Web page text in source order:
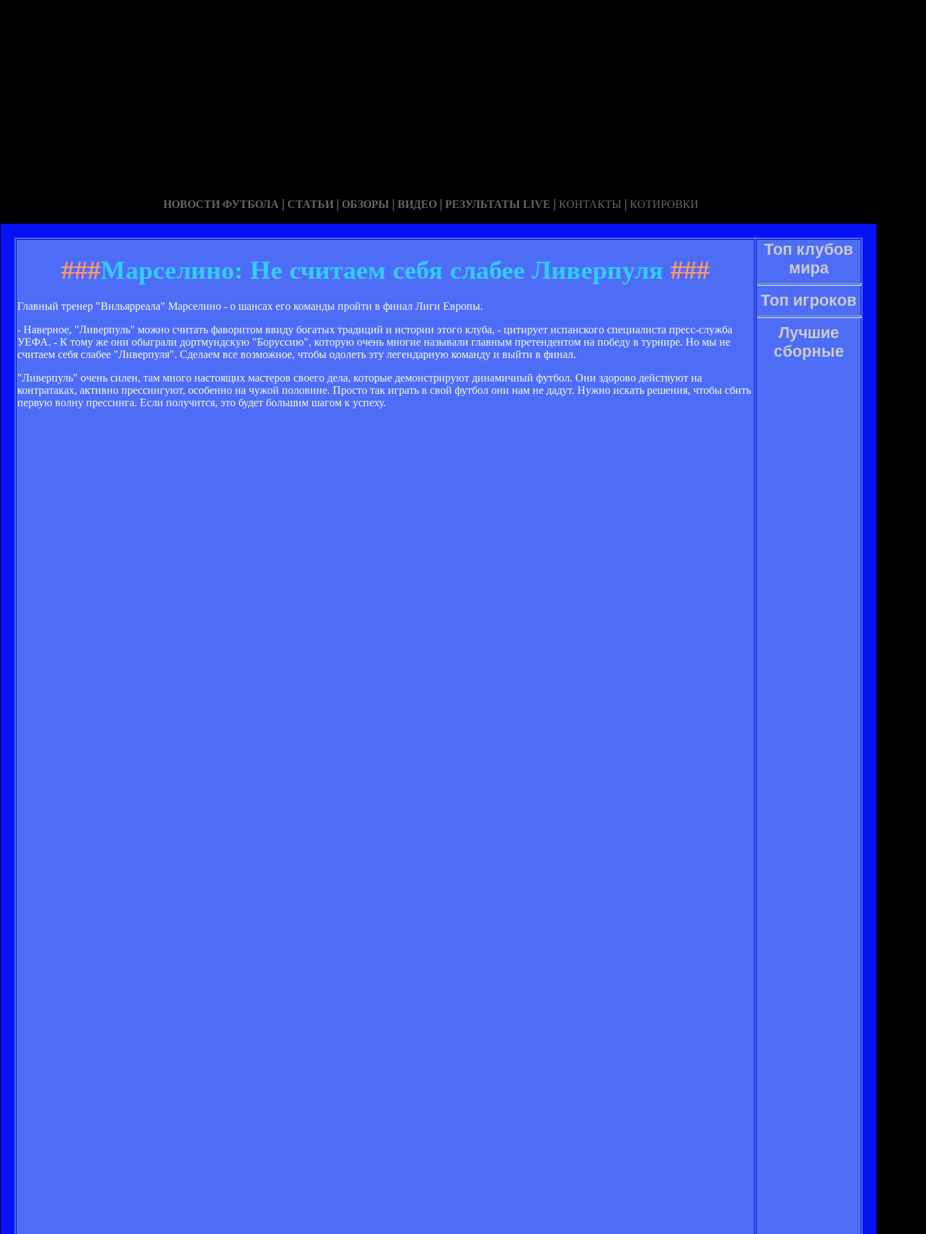
НОВОСТИ ФУТБОЛА | СТАТЬИ | ОБЗОРЫ | ВИДЕО | РЕЗУЛЬТАТЫ LIVE | КОНТАКТЫ | КОТИРОВКИ
###Марселино: Не считаем себя слабее Ливерпуля ###
Главный тренер "Вильярреала" Марселино - о шансах его команды пройти в финал Лиги Европы.
- Наверное, "Ливерпуль" можно считать фаворитом ввиду богатых традиций и истории этого клуба, - цитирует испанского специалиста пресс-служба
УЕФА. - К тому же они обыграли дортмундскую "Боруссию", которую очень многие называли главным претендентом на победу в турнире. Но мы не
считаем себя слабее "Ливерпуля". Сделаем все возможное, чтобы одолеть эту легендарную команду и выйти в финал.
"Ливерпуль" очень силен, там много настоящих мастеров своего дела, которые демонстрируют динамичный футбол. Они здорово действуют на
контратаках, активно прессингуют, особенно на чужой половине. Просто так играть в свой футбол они нам не дадут. Нужно искать решения, чтобы сбить
первую волну прессинга. Если получится, это будет большим шагом к успеху.
Топ клубов
мира
Топ игроков
Лучшие
сборные